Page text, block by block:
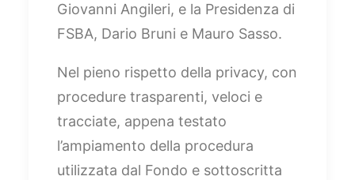
Giovanni Angileri, e la Presidenza di
FSBA, Dario Bruni e Mauro Sasso.
Nel pieno rispetto della privacy, con
procedure trasparenti, veloci e
tracciate, appena testato
l’ampiamento della procedura
utilizzata dal Fondo e sottoscritta